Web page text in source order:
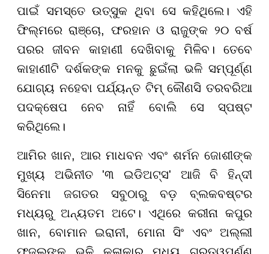
ପାଇଁ ସମସ୍ତେ ଉତ୍ସୁକ ଥିବା ସେ କହିଥିଲେ। ଏହି
ଫିଲ୍ମରେ ରାଞ୍ଚୋ, ଫରହାନ ଓ ରାଜୁଙ୍କ ୨୦ ବର୍ଷ
ପରର ଜୀବନ କାହାଣୀ ଦେଖିବାକୁ ମିଳିବ। ତେବେ
କାହାଣୀଟି ଦର୍ଶକଙ୍କ ମନକୁ ଛୁଇଁଲା ଭଳି ସମ୍ପୂର୍ଣ୍ଣ
ଯୋଗ୍ୟ ନହେବା ପର୍ଯ୍ୟନ୍ତ ଟିମ୍ କୌଣସି ତରବରିଆ
ପଦକ୍ଷେପ ନେବ ନାହିଁ ବୋଲି ସେ ସ୍ପଷ୍ଟ
କରିଥିଲେ।
ଆମିର ଖାନ, ଆର ମାଧବନ ଏବଂ ଶର୍ମନ ଜୋଶୀଙ୍କ
ମୁଖ୍ୟ ଅଭିନୀତ '୩ ଇଡିଅଟ୍ସ' ଆଜି ବି ହିନ୍ଦୀ
ସିନେମା ଜଗତର ସବୁଠାରୁ ବଡ଼ ବ୍ଲକବଷ୍ଟର
ମଧ୍ୟରୁ ଅନ୍ୟତମ ଅଟେ। ଏଥିରେ କରୀନା କପୁର
ଖାନ, ବୋମାନ ଇରାନୀ, ମୋନା ସିଂ ଏବଂ ଅଲ୍ଲୀ